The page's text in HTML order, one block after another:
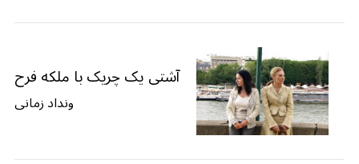
آشتی یک چریک با ملکه فرح
ونداد زمانی